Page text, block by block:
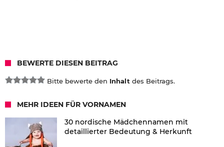
BEWERTE DIESEN BEITRAG
Bitte bewerte den Inhalt des Beitrags.
MEHR IDEEN FÜR VORNAMEN
30 nordische Mädchennamen mit
detaillierter Bedeutung & Herkunft